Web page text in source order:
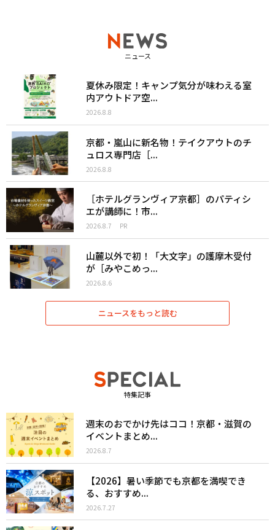
ニュース
夏休み限定！キャンプ気分が味わえる室
内アウトドア空...
2026.8.8
京都・嵐山に新名物！テイクアウトのチ
ュロス専門店［...
2026.8.8
［ホテルグランヴィア京都］のパティシ
エが講師に！市...
2026.8.7 PR
山麓以外で初！「大文字」の護摩木受付
が［みやこめっ...
2026.8.6
ニュースをもっと読む
特集記事
週末のおでかけ先はココ！京都・滋賀の
イベントまとめ...
2026.8.7
【2026】暑い季節でも京都を満喫でき
る、おすすめ...
2026.7.27